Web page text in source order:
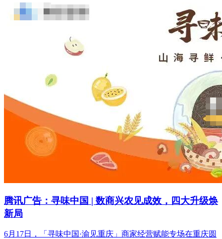
腾讯广告：寻味中国 | 数商兴农见成效，四大升级焕
新局
6月17日，「寻味中国·渝见重庆」商家经营赋能专场在重庆圆